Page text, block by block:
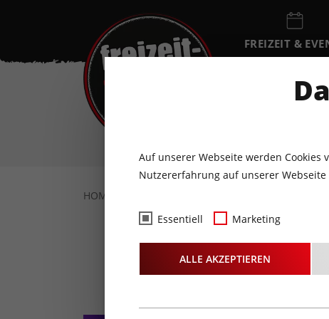
FREIZEIT &
EVENTKALENDER
HOME
House-
Auf unserer Webseite werden
Nutzererfahrung auf unserer Webseite
Essentiell Marketing
ALLE AKZEPTIEREN